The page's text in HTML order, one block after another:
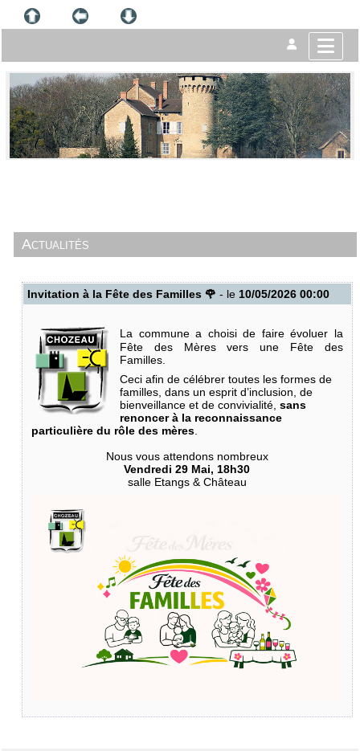
Actualités
Invitation à la Fête des Familles 🌹 - le 10/05/2026 00:00
La commune a choisi de faire évoluer la
Fête des Mères vers une Fête des
Familles.
Ceci afin de célébrer toutes les formes de
familles, dans un esprit d’inclusion, de
bienveillance et de convivialité, sans
renoncer à la reconnaissance
particulière du rôle des mères
Nous vous attendons nombreux
Vendredi 29 Mai, 18h30
salle Etangs & Château